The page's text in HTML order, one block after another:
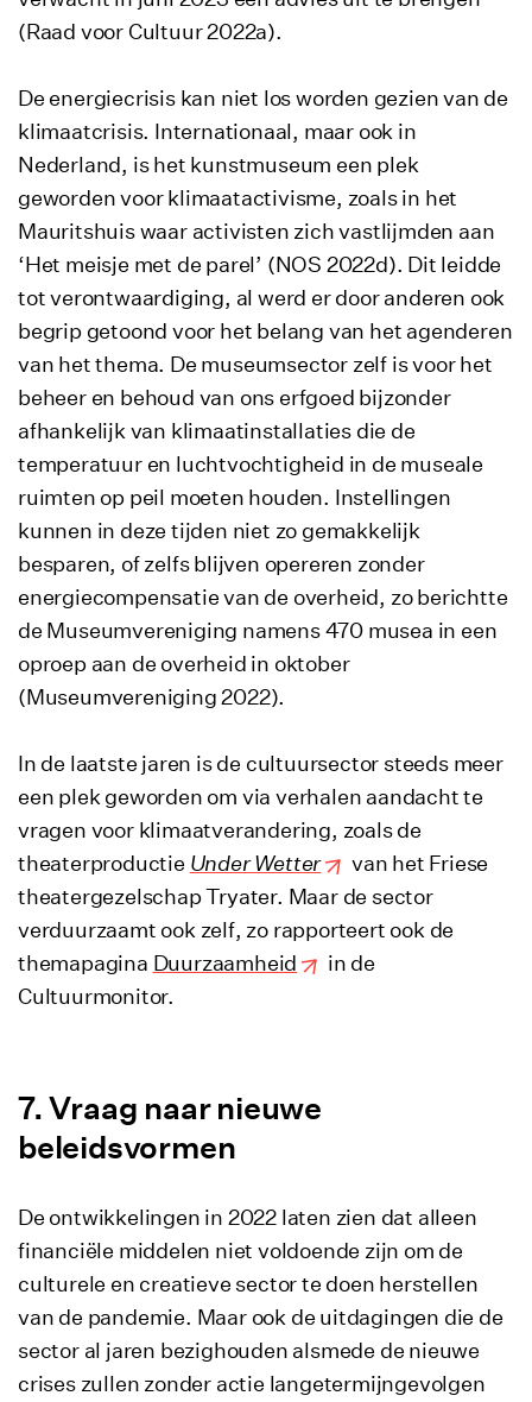
(Raad voor Cultuur 2022a).
De energiecrisis kan niet los worden gezien van de
klimaatcrisis. Internationaal, maar ook in
Nederland, is het kunstmuseum een plek
geworden voor klimaatactivisme, zoals in het
Mauritshuis waar activisten zich vastlijmden aan
‘Het meisje met de parel’ (NOS 2022d). Dit leidde
tot verontwaardiging, al werd er door anderen ook
begrip getoond voor het belang van het agenderen
van het thema. De museumsector zelf is voor het
beheer en behoud van ons erfgoed bijzonder
afhankelijk van klimaatinstallaties die de
temperatuur en luchtvochtigheid in de museale
ruimten op peil moeten houden. Instellingen
kunnen in deze tijden niet zo gemakkelijk
besparen, of zelfs blijven opereren zonder
energiecompensatie van de overheid, zo berichtte
de Museumvereniging namens 470 musea in een
oproep aan de overheid in oktober
(Museumvereniging 2022).
In de laatste jaren is de cultuursector steeds meer
een plek geworden om via verhalen aandacht te
vragen voor klimaatverandering, zoals de
theaterproductie Under Wetter
van het Friese
theatergezelschap Tryater. Maar de sector
verduurzaamt ook zelf, zo rapporteert ook de
themapagina Duurzaamheid
in de
Cultuurmonitor.
Vraag naar nieuwe
beleidsvormen
De ontwikkelingen in 2022 laten zien dat alleen
financiële middelen niet voldoende zijn om de
culturele en creatieve sector te doen herstellen
van de pandemie. Maar ook de uitdagingen die de
sector al jaren bezighouden alsmede de nieuwe
crises zullen zonder actie langetermijngevolgen